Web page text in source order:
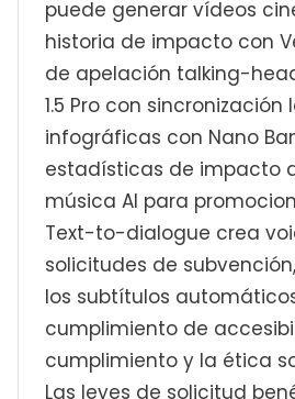
puede generar vídeos
historia de impacto con
de apelación talking-
1.5 Pro con
infográficas con Nano
estadísticas de impacto
música AI para
Text-to-dialogue crea
solicitudes de
los subtítulos
cumplimiento de
cumplimiento y la ética
Las leyes de solicitud